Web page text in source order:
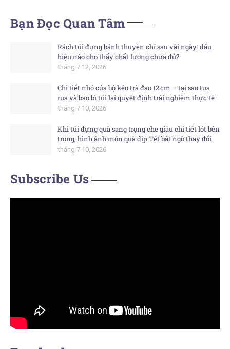
Bạn Đọc Quan Tâm
Rách túi đựng bánh thuyền chỉ sau vài ngày: dấu
hiệu nào cho thấy chất lượng chưa đủ?
tháng 7 12, 2026
Chi tiết nhỏ của bộ kéo trà đạo 12 cm – tại sao tua
rua và bao bì túi lại quyết định trải nghiệm thực tế
tháng 7 10, 2026
Khi túi đựng quà sang trọng che giấu chi tiết lót bên
trong, hình ảnh món quà dịp Tết bất ngờ thay đổi
tháng 7 10, 2026
Subscribe Us